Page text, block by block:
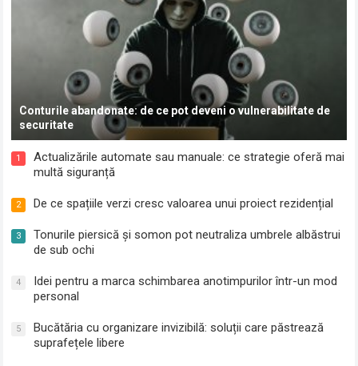
Conturile abandonate: de ce pot deveni o vulnerabilitate de
securitate
1
Actualizările automate sau manuale: ce strategie oferă mai
multă siguranță
2 De ce spațiile verzi cresc valoarea unui proiect rezidențial
3
Tonurile piersică și somon pot neutraliza umbrele albăstrui
de sub ochi
4
Idei pentru a marca schimbarea anotimpurilor într-un mod
personal
5
Bucătăria cu organizare invizibilă: soluții care păstrează
suprafețele libere